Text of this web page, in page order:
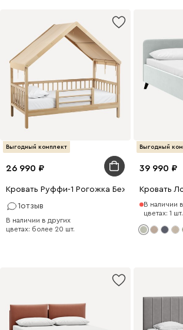
Выгодный комплект
26 990
Кровать Руффи-1 Рогожка Бежевый
1отзыв
В наличии в других
цветах: более 20 шт.
Выгодный
39 990
Кровать
В наличии
цветах: 1 шт.